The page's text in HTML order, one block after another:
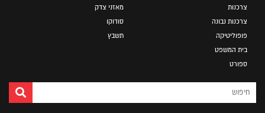
צרכנות
צרכנות נבונה
פופוליטיקה
בית המשפט
ספורט
מאזני צדק
סודוקו
תשבץ